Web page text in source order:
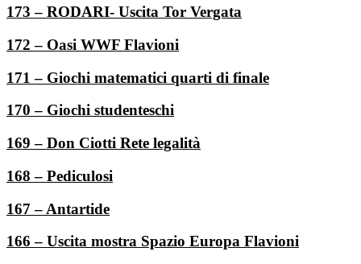
173 – RODARI- Uscita Tor Vergata
172 – Oasi WWF Flavioni
171 – Giochi matematici quarti di finale
170 – Giochi studenteschi
169 – Don Ciotti Rete legalità
168 – Pediculosi
167 – Antartide
166 – Uscita mostra Spazio Europa Flavioni